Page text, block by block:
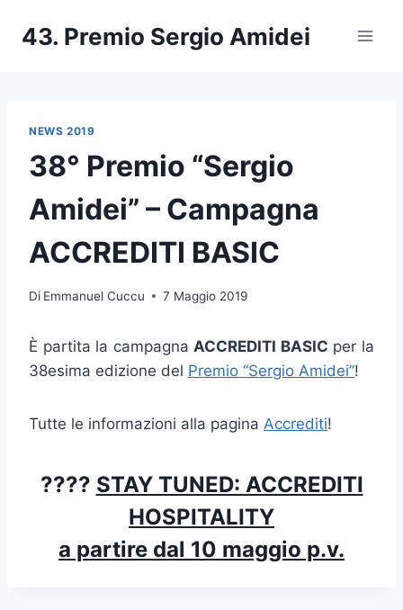
43. Premio Sergio Amidei
NEWS 2019
38° Premio “Sergio
Amidei” – Campagna
ACCREDITI BASIC
Di Emmanuel Cuccu 7 Maggio 2019
È partita la campagna ACCREDITI BASIC per la
38esima edizione del Premio “Sergio Amidei”!
Tutte le informazioni alla pagina Accrediti!
???? STAY TUNED: ACCREDITI
HOSPITALITY
a partire dal 10 maggio p.v.